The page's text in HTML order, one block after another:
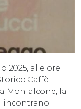
2025, alle ore
Caffè
Monfalcone, la
incontrano